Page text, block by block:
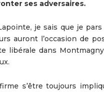
ses adversaires.
je sais que je
auront l’occasion de
libérale dans
s’être toujours